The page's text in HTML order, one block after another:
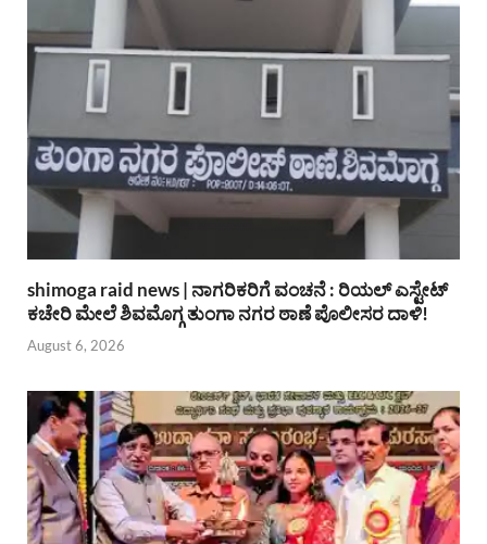
shimoga raid news | ನಾಗರಿಕರಿಗೆ ವಂಚನೆ : ರಿಯಲ್ ಎಸ್ಟೇಟ್
ಕಚೇರಿ ಮೇಲೆ ಶಿವಮೊಗ್ಗ ತುಂಗಾ ನಗರ ಠಾಣೆ ಪೊಲೀಸರ ದಾಳಿ!
August 6, 2026